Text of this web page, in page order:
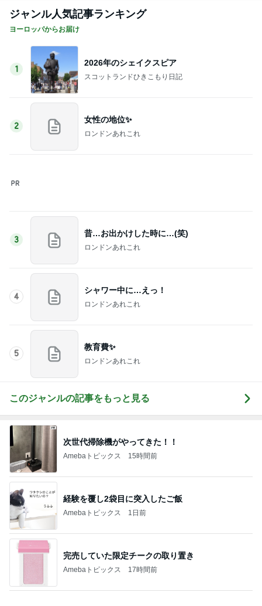
2
ロンドンあれこれ
3
昔…お出かけした時に…(笑)
ロンドンあれこれ
4
5
教育費✨
ロンドンあれこれ
このジャンルの記事をもっと見る
次世代掃除機がやってきた！！
Amebaトピックス
Amebaトピックス 1日前
完売していた限定チークの取り置き
Amebaトピックス 17時間前
旦那を亡くし悲しみと共に歩む人生
Amebaトピックス 2日前